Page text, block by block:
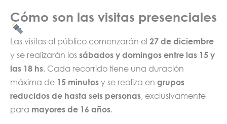
Cómo son las visitas presenciales
Las visitas al público comenzarán el 27 de diciembre
y se realizarán los sábados y domingos entre las 15 y
las 18 hs. Cada recorrido tiene una duración
máxima de 15 minutos y se realiza en grupos
reducidos de hasta seis personas, exclusivamente
para mayores de 16 años.